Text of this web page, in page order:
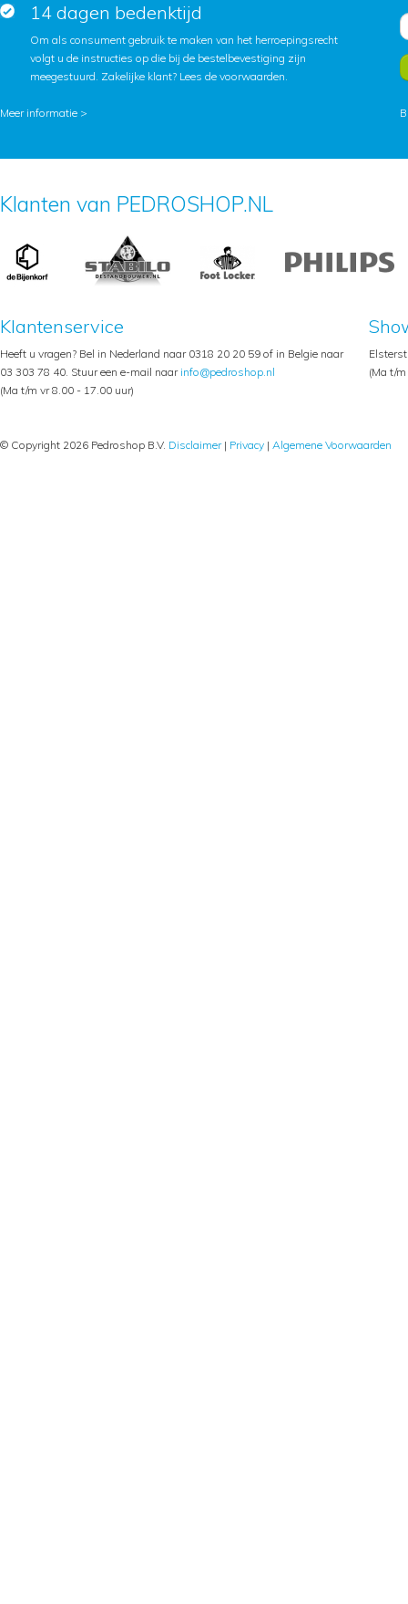
14 dagen bedenktijd
Om als consument gebruik te maken van het herroepingsrecht
volgt u de instructies op die bij de bestelbevestiging zijn
meegestuurd. Zakelijke klant? Lees de voorwaarden.
Meer informatie >
Klanten van PEDROSHOP.NL
Klantenservice
Heeft u vragen? Bel in Nederland naar 0318 20 20 59 of in Belgie naar
03 303 78 40. Stuur een e-mail naar info@pedroshop.nl
(Ma t/m vr 8.00 - 17.00 uur)
(Ma t/
© Copyright 2026 Pedroshop B.V. Disclaimer| Privacy | Algemene Voorwaarden